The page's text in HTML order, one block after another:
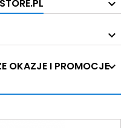
OKAZJE I PROMOCJE